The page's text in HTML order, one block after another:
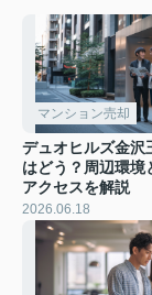
マンション売却
デュオヒルズ金沢
はどう？周辺環境
アクセスを解説
2026.06.18